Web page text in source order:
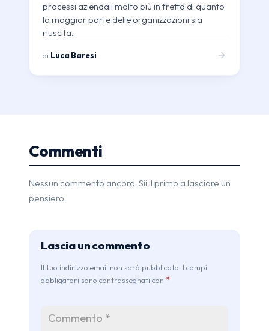
processi aziendali molto più in fretta di quanto
la maggior parte delle organizzazioni sia
riuscita…
di Luca Baresi
Commenti
Nessun commento ancora. Sii il primo a lasciare un
pensiero.
Lascia un commento
Il tuo indirizzo email non sarà pubblicato. I campi
obbligatori sono contrassegnati con *